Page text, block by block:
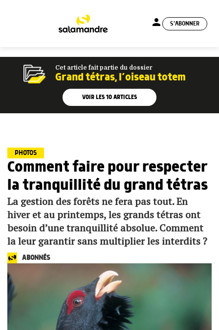
person S'ABONNER
Cet article fait partie du dossier
Grand tétras, l’oiseau totem
VOIR LES 10 ARTICLES
PHOTOS
Comment faire pour respecter
la tranquillité du grand tétras
La gestion des forêts ne fera pas tout. En
hiver et au printemps, les grands tétras ont
besoin d’une tranquillité absolue. Comment
la leur garantir sans multiplier les interdits ?
ABONNÉS